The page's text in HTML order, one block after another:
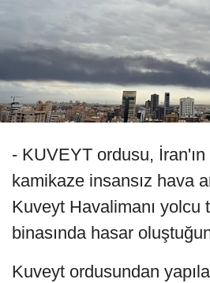
- KUVEYT ordusu,
kamikaze insansız hava
Kuveyt Havalimanı yolcu
binasında hasar
Kuveyt ordusundan